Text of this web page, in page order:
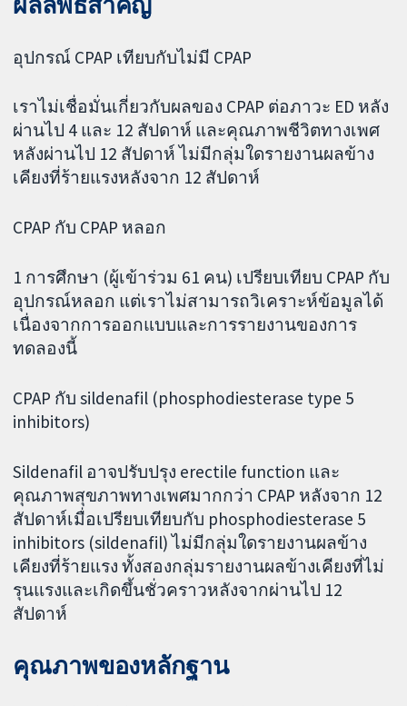
อุปกรณ์ CPAP เทียบกับไม่มี CPAP
เราไม่เชื่อมั่นเกี่ยวกับผลของ CPAP ต่อภาวะ ED หลัง
ผ่านไป 4 และ 12 สัปดาห์ และคุณภาพชีวิตทางเพศ
หลังผ่านไป 12 สัปดาห์ ไม่มีกลุ่มใดรายงานผลข้าง
เคียงที่ร้ายแรงหลังจาก 12 สัปดาห์
CPAP กับ CPAP หลอก
1 การศึกษา (ผู้เข้าร่วม 61 คน) เปรียบเทียบ CPAP กับ
อุปกรณ์หลอก แต่เราไม่สามารถวิเคราะห์ข้อมูลได้
เนื่องจากการออกแบบและการรายงานของการ
ทดลองนี้
CPAP กับ sildenafil (phosphodiesterase type 5
inhibitors)
Sildenafil อาจปรับปรุง erectile function และ
คุณภาพสุขภาพทางเพศมากกว่า CPAP หลังจาก 12
สัปดาห์เมื่อเปรียบเทียบกับ phosphodiesterase 5
inhibitors (sildenafil) ไม่มีกลุ่มใดรายงานผลข้าง
เคียงที่ร้ายแรง ทั้งสองกลุ่มรายงานผลข้างเคียงที่ไม่
รุนแรงและเกิดขึ้นชั่วคราวหลังจากผ่านไป 12
สัปดาห์
คุณภาพของหลักฐาน